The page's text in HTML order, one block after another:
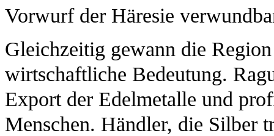
Vorwurf der Häresie
Gleichzeitig gewann die
wirtschaftliche Bedeutung.
Export der Edelmetalle und
Menschen. Händler, die Silber